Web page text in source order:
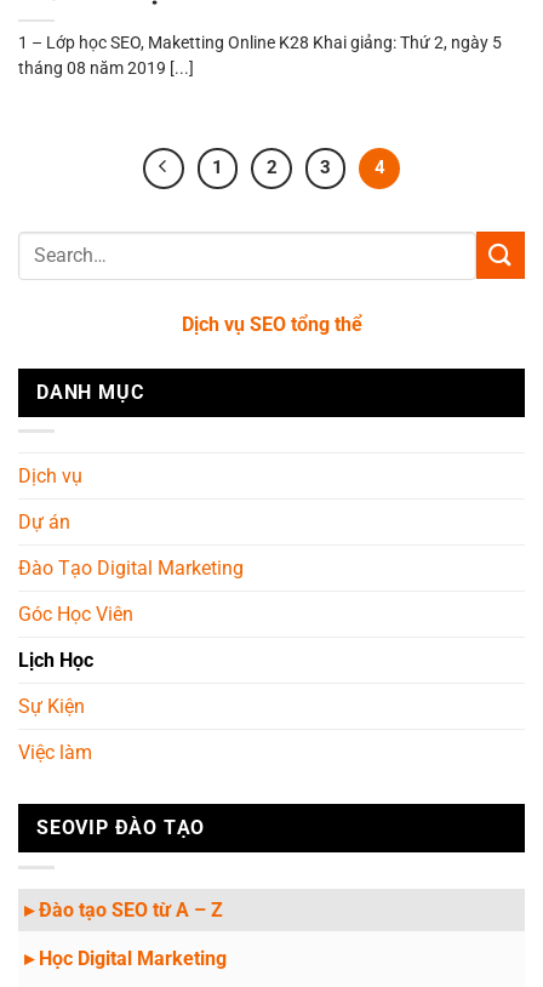
1 – Lớp học SEO, Maketting Online K28 Khai giảng: Thứ 2, ngày 5
tháng 08 năm 2019 [...]
1 2 3 4
Dịch vụ SEO tổng thể
DANH MỤC
Dịch vụ
Dự án
Đào Tạo Digital Marketing
Góc Học Viên
Lịch Học
Sự Kiện
Việc làm
SEOVIP ĐÀO TẠO
▸ Đào tạo SEO từ A – Z
▸ Học Digital Marketing